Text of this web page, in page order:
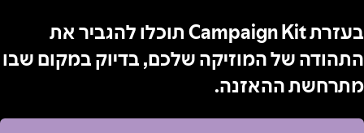
בעזרת Campaign Kit תוכלו להגביר את
התהודה של המוזיקה שלכם, בדיוק במקום שבו
מתרחשת ההאזנה.